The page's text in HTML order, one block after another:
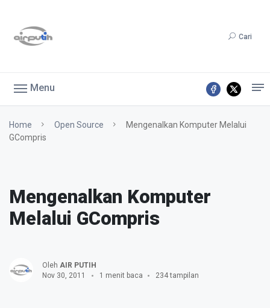
Cari
Menu
Home Open Source
Mengenalkan Komputer Melalui
GCompris
Mengenalkan Komputer
Melalui GCompris
Oleh AIR PUTIH
Nov 30, 2011
1 menit baca 234 tampilan